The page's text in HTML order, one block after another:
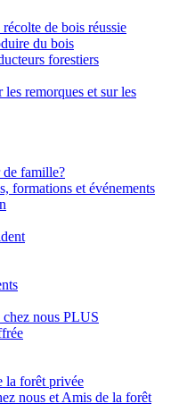
de bois réussie
du bois
forestiers
remorques et sur les
famille?
formations et événements
nous PLUS
la forêt privée
nous et Amis de la forêt